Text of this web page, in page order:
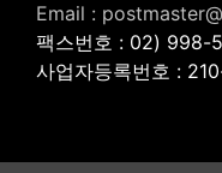
Email :
팩스번호 : 02) 998-
사업자등록번호 :